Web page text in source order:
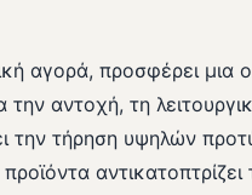
αγορά, προσφέρει μια
αντοχή, τη
την τήρηση υψηλών
αντικατοπτρίζει